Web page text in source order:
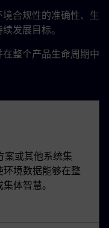
合规性的准确性、生
发展目标。
整个产品生命周期中
案或其他系统集
境数据能够在整
体智慧。